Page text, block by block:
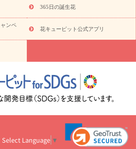
トルコキキョウ
円～ お祝い・4000円～
お祝い・
円～ お祝い・ 10000円～
お供え・お
のマナー
お祝いを贈るときのマナー・
のお祝いコラム一覧
誕生日のお花を「色
結婚祝いの予算相場
出産祝いお役立ち情
ラム お祝い花のマナー総まとめ
職
花の正解は？
開店祝いの花 選び方ガイ
365日の誕生花
ンペ
花キューピット公式アプリ
Select Language ▼